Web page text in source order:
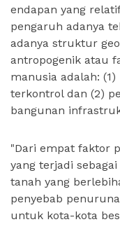
endapan yang
pengaruh adanya
adanya struktur
antropogenik atau
manusia adalah:
terkontrol dan (2)
bangunan
"Dari empat faktor
yang terjadi
tanah yang
penyebab
untuk kota-kota